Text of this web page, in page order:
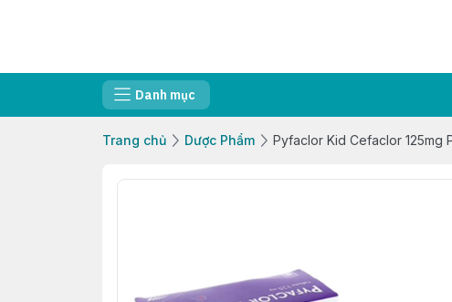
Danh mục
Trang chủ Dược Phẩm Pyfaclor Kid Cefaclor 125mg